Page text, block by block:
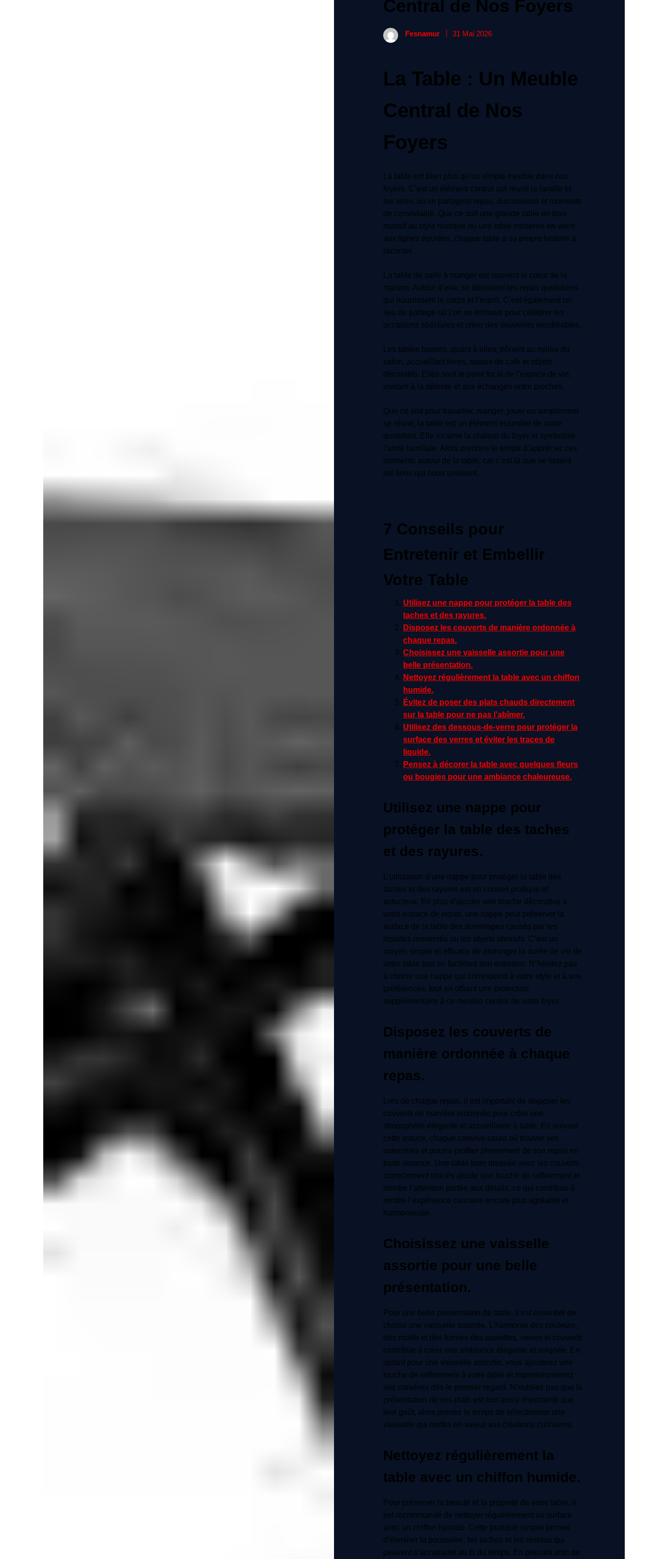
Central de Nos Foyers
Fesnamur 31 Mai 2026
La Table : Un Meuble
Central de Nos
Foyers
La table est bien plus qu’un simple meuble dans nos
foyers. C’est un élément central qui réunit la famille et
les amis, où se partagent repas, discussions et moments
de convivialité. Que ce soit une grande table en bois
massif au style rustique ou une table moderne en verre
aux lignes épurées, chaque table a sa propre histoire à
raconter.
La table de salle à manger est souvent le cœur de la
maison. Autour d’elle, se déroulent les repas quotidiens
qui nourrissent le corps et l’esprit. C’est également un
lieu de partage où l’on se retrouve pour célébrer les
occasions spéciales et créer des souvenirs inoubliables.
Les tables basses, quant à elles, trônent au milieu du
salon, accueillant livres, tasses de café et objets
décoratifs. Elles sont le point focal de l’espace de vie,
invitant à la détente et aux échanges entre proches.
Que ce soit pour travailler, manger, jouer ou simplement
se réunir, la table est un élément essentiel de notre
quotidien. Elle incarne la chaleur du foyer et symbolise
l’unité familiale. Alors prenons le temps d’apprécier ces
moments autour de la table, car c’est là que se tissent
les liens qui nous unissent.
7 Conseils pour
Entretenir et Embellir
Votre Table
Utilisez une nappe pour protéger la table des
taches et des rayures.
Disposez les couverts de manière ordonnée à
chaque repas.
Choisissez une vaisselle assortie pour une
belle présentation.
Nettoyez régulièrement la table avec un chiffon
humide.
Évitez de poser des plats chauds directement
sur la table pour ne pas l’abîmer.
Utilisez des dessous-de-verre pour protéger la
surface des verres et éviter les traces de
liquide.
Pensez à décorer la table avec quelques fleurs
ou bougies pour une ambiance chaleureuse.
Utilisez une nappe pour
protéger la table des taches
et des rayures.
L’utilisation d’une nappe pour protéger la table des
taches et des rayures est un conseil pratique et
astucieux. En plus d’ajouter une touche décorative à
votre espace de repas, une nappe peut préserver la
surface de la table des dommages causés par les
liquides renversés ou les objets abrasifs. C’est un
moyen simple et efficace de prolonger la durée de vie de
votre table tout en facilitant son entretien. N’hésitez pas
à choisir une nappe qui correspond à votre style et à vos
préférences, tout en offrant une protection
supplémentaire à ce meuble central de votre foyer.
Disposez les couverts de
manière ordonnée à chaque
repas.
Lors de chaque repas, il est important de disposer les
couverts de manière ordonnée pour créer une
atmosphère élégante et accueillante à table. En suivant
cette astuce, chaque convive saura où trouver ses
ustensiles et pourra profiter pleinement de son repas en
toute aisance. Une table bien dressée avec les couverts
correctement placés ajoute une touche de raffinement et
montre l’attention portée aux détails, ce qui contribue à
rendre l’expérience culinaire encore plus agréable et
harmonieuse.
Choisissez une vaisselle
assortie pour une belle
présentation.
Pour une belle présentation de table, il est essentiel de
choisir une vaisselle assortie. L’harmonie des couleurs,
des motifs et des formes des assiettes, verres et couverts
contribue à créer une ambiance élégante et soignée. En
optant pour une vaisselle assortie, vous ajouterez une
touche de raffinement à votre table et impressionnerez
vos convives dès le premier regard. N’oubliez pas que la
présentation de vos plats est tout aussi importante que
leur goût, alors prenez le temps de sélectionner une
vaisselle qui mettra en valeur vos créations culinaires.
Nettoyez régulièrement la
table avec un chiffon humide.
Pour préserver la beauté et la propreté de votre table, il
est recommandé de nettoyer régulièrement sa surface
avec un chiffon humide. Cette pratique simple permet
d’éliminer la poussière, les taches et les résidus qui
peuvent s’accumuler au fil du temps. En prenant soin de